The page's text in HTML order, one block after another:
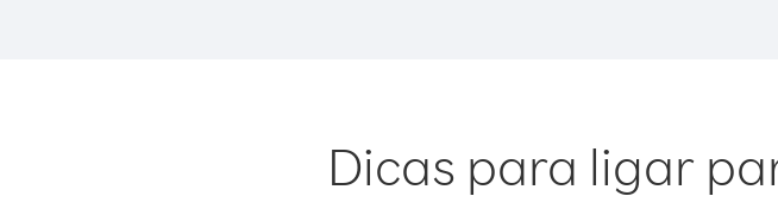
Dicas para ligar